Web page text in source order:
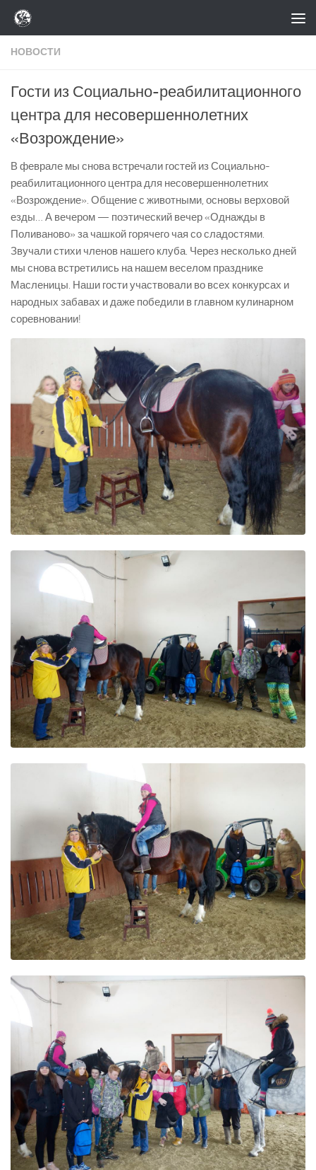
Перейти к содержимому
НОВОСТИ
Гости из Социально-реабилитационного
центра для несовершеннолетних
«Возрождение»
В феврале мы снова встречали гостей из Социально-
реабилитационного центра для несовершеннолетних
«Возрождение». Общение с животными, основы верховой
езды… А вечером — поэтический вечер «Однажды в
Поливаново» за чашкой горячего чая со сладостями.
Звучали стихи членов нашего клуба. Через несколько дней
мы снова встретились на нашем веселом празднике
Масленицы. Наши гости участвовали во всех конкурсах и
народных забавах и даже победили в главном кулинарном
соревновании!